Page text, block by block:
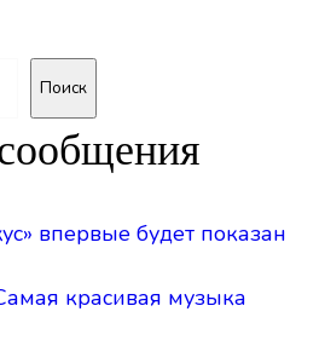
Поиск
впервые будет показан
красивая музыка